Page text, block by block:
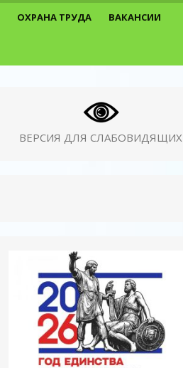
ОХРАНА ТРУДА ВАКАНСИИ
ВЕРСИЯ ДЛЯ СЛАБОВИДЯЩИХ